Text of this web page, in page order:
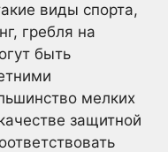
виды спорта,
гребля на
быть
мелких
защитной